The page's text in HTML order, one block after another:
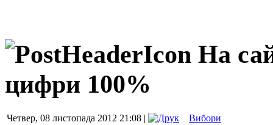
На
цифри 100%
Четвер, 08 листопада 2012 21:08 | Вибори